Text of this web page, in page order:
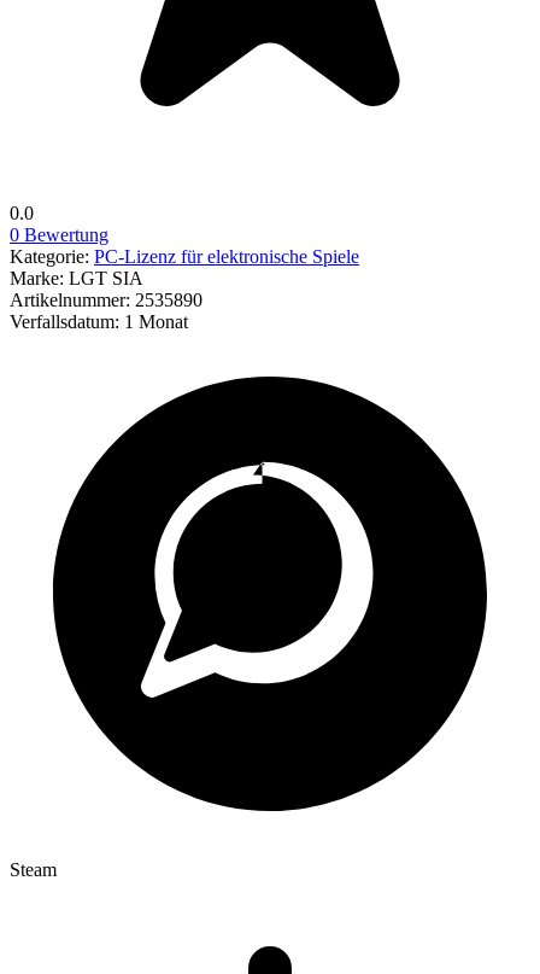
0.0
0 Bewertung
Kategorie: PC-Lizenz für elektronische Spiele
Marke: LGT SIA
Artikelnummer: 2535890
Verfallsdatum: 1 Monat
Steam